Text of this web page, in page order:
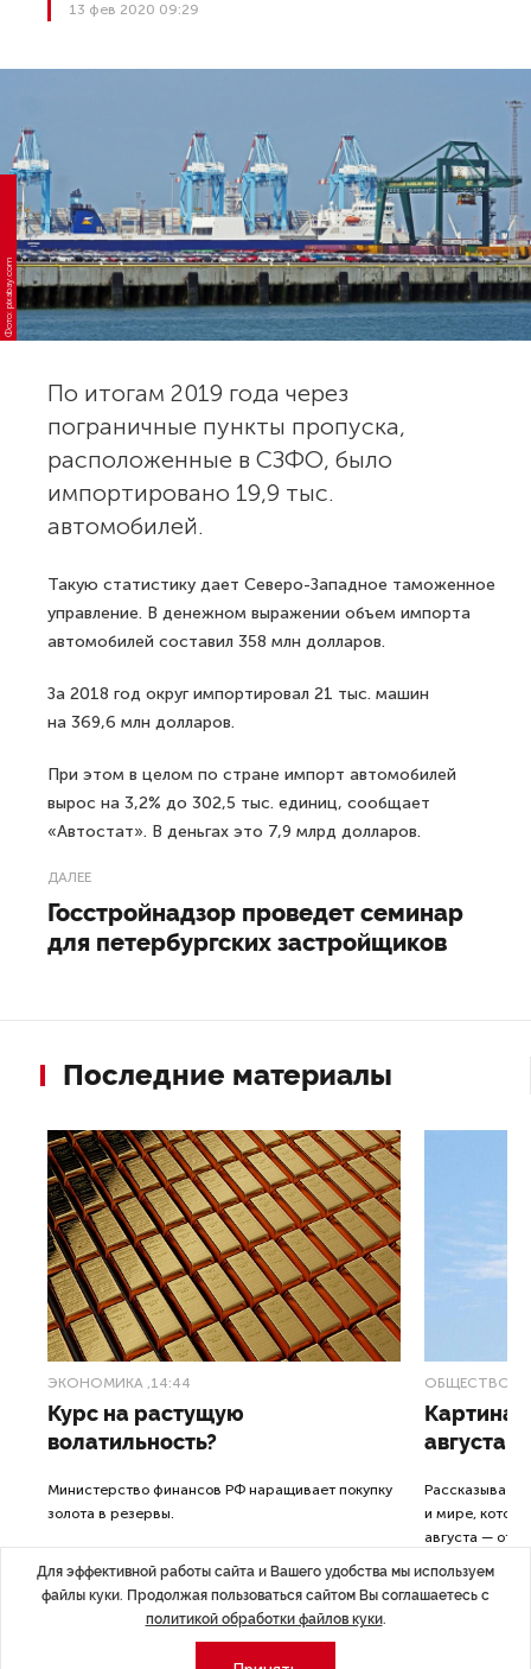
13 фев 2020 09:29
Фото: pixabay.com
По итогам 2019 года через
пограничные пункты пропуска,
расположенные в СЗФО, было
импортировано 19,9 тыс.
автомобилей.
Такую статистику дает Северо-Западное таможенное
управление. В денежном выражении объем импорта
автомобилей составил 358 млн долларов.
За 2018 год округ импортировал 21 тыс. машин
на 369,6 млн долларов.
При этом в целом по стране импорт автомобилей
вырос на 3,2% до 302,5 тыс. единиц, сообщает
«Автостат». В деньгах это 7,9 млрд долларов.
ДАЛЕЕ
Госстройнадзор проведет семинар
для петербургских застройщиков
Последние материалы
ЭКОНОМИКА ,14:44
Курс на растущую
волатильность?
Министерство финансов РФ наращивает покупку
золота в резервы.
ОБЩЕСТВО
Картина
августа
Рассказываем
и мире,
августа — от
Для эффективной работы сайта и Вашего удобства мы используем
файлы куки. Продолжая пользоваться сайтом Вы соглашаетесь с
политикой обработки файлов куки.